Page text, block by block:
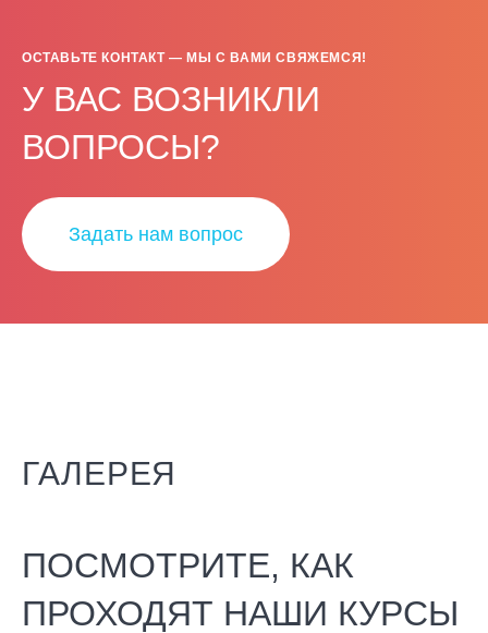
ОСТАВЬТЕ КОНТАКТ — МЫ С ВАМИ СВЯЖЕМСЯ!
У ВАС ВОЗНИКЛИ
ВОПРОСЫ?
Задать нам вопрос
ГАЛЕРЕЯ
ПОСМОТРИТЕ, КАК
ПРОХОДЯТ НАШИ КУРСЫ